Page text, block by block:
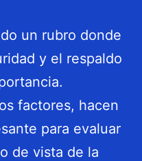
un rubro donde
y el respaldo
factores, hacen
para evaluar
de vista de la